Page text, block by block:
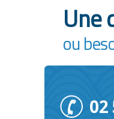
Une
ou
02